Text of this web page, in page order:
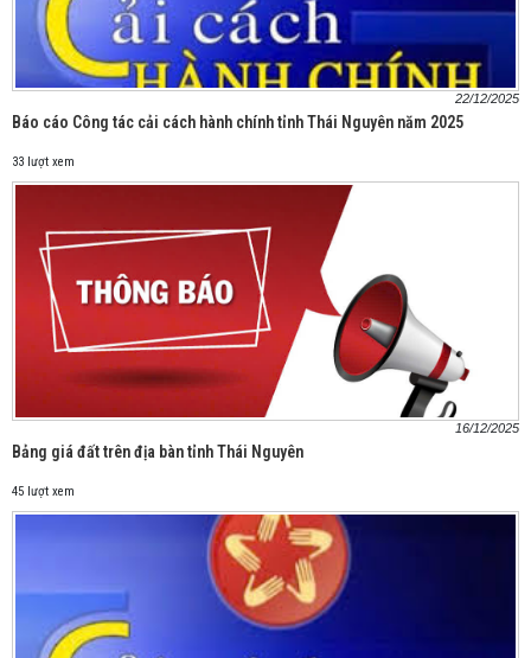
22/12/2025
Báo cáo Công tác cải cách hành chính tỉnh Thái Nguyên năm 2025
33 lượt xem
16/12/2025
Bảng giá đất trên địa bàn tỉnh Thái Nguyên
45 lượt xem